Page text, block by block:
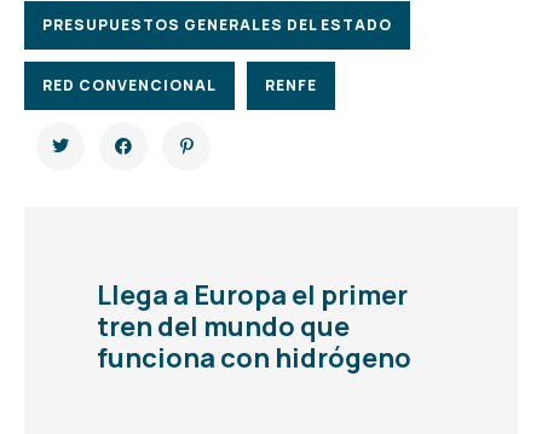
PRESUPUESTOS GENERALES DEL ESTADO
RED CONVENCIONAL RENFE
Llega a Europa el primer
tren del mundo que
funciona con hidrógeno